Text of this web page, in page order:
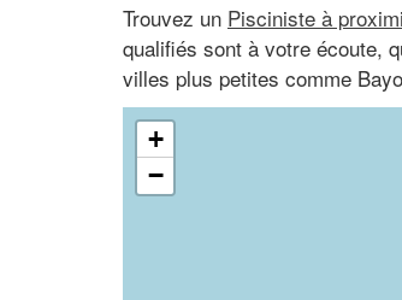
Trouvez un Pisciniste à
qualifiés sont à votre écoute,
villes plus petites comme
+
−